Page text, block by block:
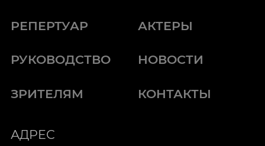
РЕПЕРТУАР АКТЕРЫ
РУКОВОДСТВО НОВОСТИ
ЗРИТЕЛЯМ КОНТАКТЫ
АДРЕС